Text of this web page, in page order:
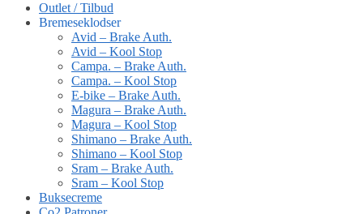
Outlet / Tilbud
Bremeseklodser
Avid – Brake Auth.
Avid – Kool Stop
Campa. – Brake Auth.
Campa. – Kool Stop
E-bike – Brake Auth.
Magura – Brake Auth.
Magura – Kool Stop
Shimano – Brake Auth.
Shimano – Kool Stop
Sram – Brake Auth.
Sram – Kool Stop
Buksecreme